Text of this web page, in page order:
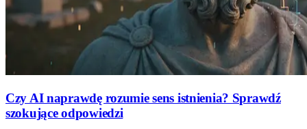
Czy AI naprawdę rozumie sens istnienia? Sprawdź
szokujące odpowiedzi